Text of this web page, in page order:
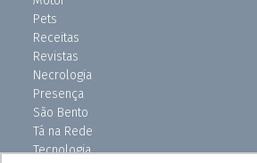
Pets
Receitas
Revistas
Necrologia
Presença
São Bento
Tá na Rede
Tecnologia